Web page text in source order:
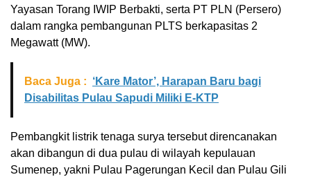
Yayasan Torang IWIP Berbakti, serta PT PLN (Persero)
dalam rangka pembangunan PLTS berkapasitas 2
Megawatt (MW).
Baca Juga : ‘Kare Mator’, Harapan Baru bagi
Disabilitas Pulau Sapudi Miliki E-KTP
Pembangkit listrik tenaga surya tersebut direncanakan
akan dibangun di dua pulau di wilayah kepulauan
Sumenep, yakni Pulau Pagerungan Kecil dan Pulau Gili